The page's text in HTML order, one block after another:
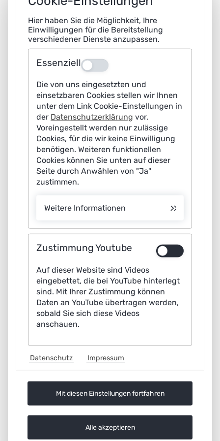
In this white paper, experts from the working group
Technological Enablers and Data Science of the
Plattform Lernende Systeme outline various measures
on how the transfer of AI knowledge can succeed in the
interest of all stakeholders involved. This means
transferring interesting research results to innovative
practical AI-applications with economic success.
(562.3 KiB)
Hier haben Sie die Möglichkeit, Ihre
Einwilligungen für die Bereitstellung
verschiedener Dienste anzupassen.
Essenziell Aus
Die von uns eingesetzten und
einsetzbaren Cookies stellen wir Ihnen
unter dem Link Cookie-Einstellungen in
der Datenschutzerklärung vor.
Voreingestellt werden nur zulässige
Cookies, für die wir keine Einwilligung
benötigen. Weiteren funktionellen
Cookies können Sie unten auf dieser
Seite durch Anwählen von "Ja"
zustimmen.
Weitere Informationen
Zustimmung Youtube
Auf dieser Website sind Videos
eingebettet, die bei YouTube hinterlegt
sind. Mit Ihrer Zustimmung können
Daten an YouTube übertragen werden,
sobald Sie sich diese Videos
anschauen.
Datenschutz Impressum
Mit diesen Einstellungen fortfahren
Alle akzeptieren